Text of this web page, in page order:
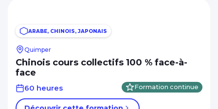
ARABE, CHINOIS, JAPONAIS
Quimper
Chinois cours collectifs 100 % face-à-
face
60 heures Formation continue